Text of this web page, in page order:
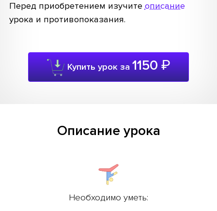
Перед приобретением изучитеописание
урока и противопоказания.
Купить урок за1150₽
Описание урока
Необходимо уметь: